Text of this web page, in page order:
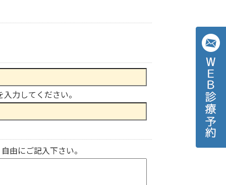
力してください。
由にご記入下さい。